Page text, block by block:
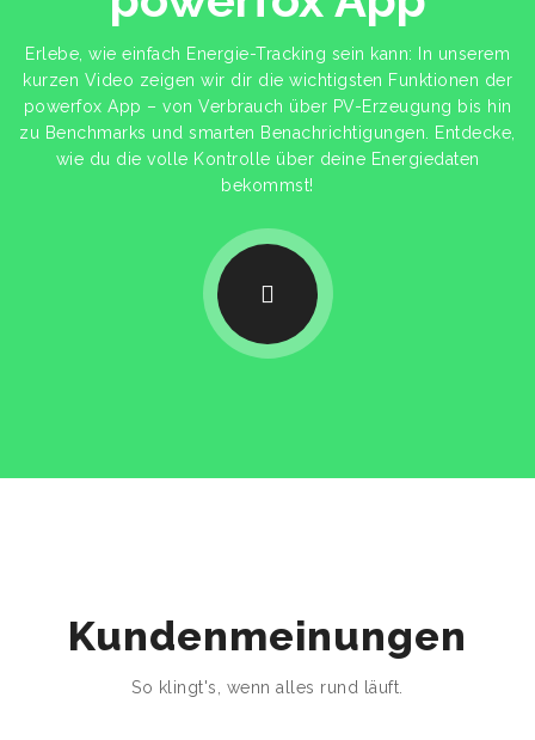
Erlebe, wie einfach Energie-Tracking sein kann: In unserem
kurzen Video zeigen wir dir die wichtigsten Funktionen der
powerfox App – von Verbrauch über PV-Erzeugung bis hin
zu Benchmarks und smarten Benachrichtigungen. Entdecke,
wie du die volle Kontrolle über deine Energiedaten
bekommst!
Kundenmeinungen
So klingt's, wenn alles rund läuft.